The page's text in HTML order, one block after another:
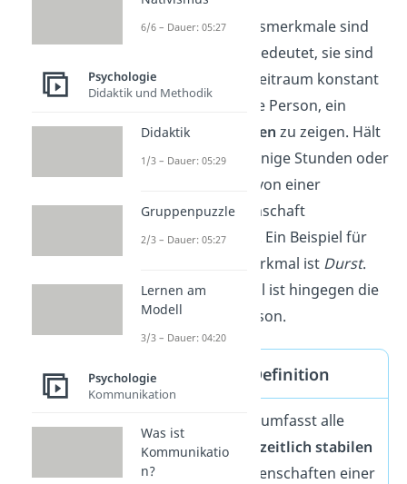
Diese Persönlichkeitsmerkmale sind
. Das bedeutet, sie sind
für einen längeren Zeitraum konstant
und veranlassen eine Person, ein
bestimmtes Verhalten zu zeigen. Hält
das Merkmal nur wenige Stunden oder
Tage an, kann nicht von einer
Persönlichkeitseigenschaft
gesprochen werden. Ein Beispiel für
ein nicht stabiles Merkmal ist Durst.
Typischerweise stabil ist hingegen die
Intelligenz
einer Person.
Persönlichkeit Definition
Die Persönlichkeit umfasst alle
individuellenund zeitlich stabilen
Persönlichkeitseigenschaften einer
6/6 – Dauer: 05:27
Psychologie
Didaktik und Methodik
Didaktik
1/3 – Dauer: 05:29
Gruppenpuzzle
2/3 – Dauer: 05:27
Lernen am
Modell
3/3 – Dauer: 04:20
Psychologie
Kommunikation
Was ist
Kommunikatio
n?